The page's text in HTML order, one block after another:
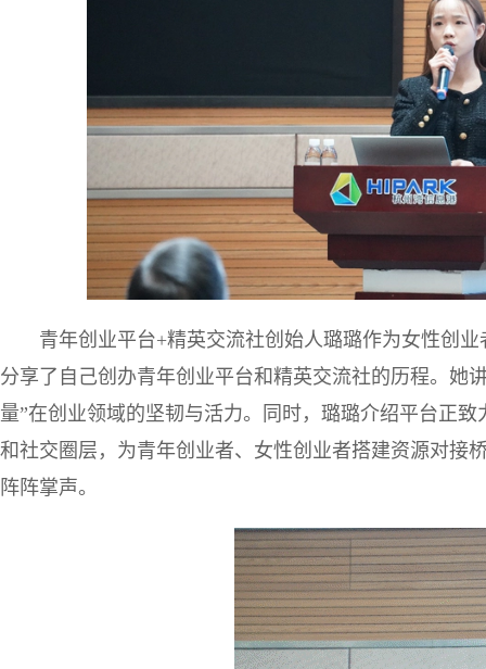
青年创业平台+精英交流社创始人璐璐作为女性创
分享了自己创办青年创业平台和精英交流社的历程。她
量”在创业领域的坚韧与活力。同时，璐璐介绍平台正
和社交圈层，为青年创业者、女性创业者搭建资源对接
阵阵掌声。